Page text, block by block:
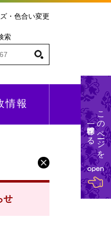
・色合い変更
索
情報
せ
このページを
一時保存する